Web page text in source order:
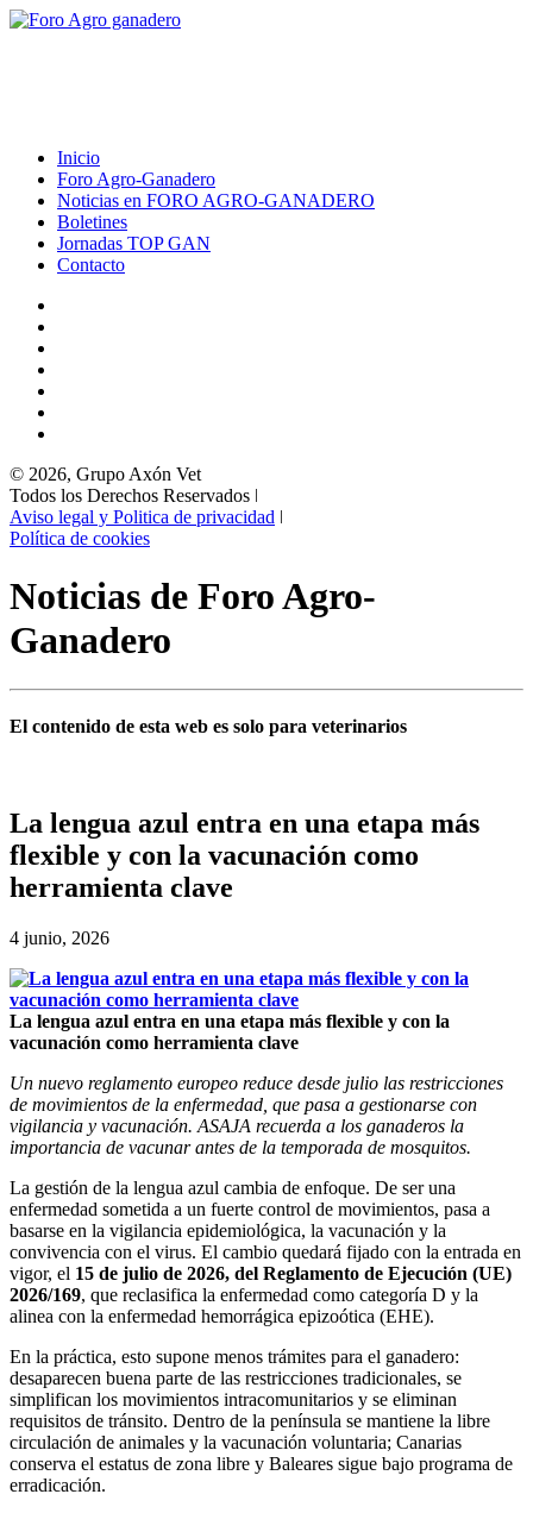
Inicio
Foro Agro-Ganadero
Noticias en FORO AGRO-GANADERO
Boletines
Jornadas TOP GAN
Contacto
© 2026, Grupo Axón Vet
Todos los Derechos Reservados ǀ
Aviso legal y Politica de privacidad ǀ
Política de cookies
Noticias de Foro Agro-
Ganadero
El contenido de esta web es solo para veterinarios
La lengua azul entra en una etapa más
flexible y con la vacunación como
herramienta clave
4 junio, 2026
La lengua azul entra en una etapa más flexible y con la
vacunación como herramienta clave
Un nuevo reglamento europeo reduce desde julio las restricciones
de movimientos de la enfermedad, que pasa a gestionarse con
vigilancia y vacunación. ASAJA recuerda a los ganaderos la
importancia de vacunar antes de la temporada de mosquitos.
La gestión de la lengua azul cambia de enfoque. De ser una
enfermedad sometida a un fuerte control de movimientos, pasa a
basarse en la vigilancia epidemiológica, la vacunación y la
convivencia con el virus. El cambio quedará fijado con la entrada en
vigor, el 15 de julio de 2026, del Reglamento de Ejecución (UE)
2026/169, que reclasifica la enfermedad como categoría D y la
alinea con la enfermedad hemorrágica epizoótica (EHE).
En la práctica, esto supone menos trámites para el ganadero:
desaparecen buena parte de las restricciones tradicionales, se
simplifican los movimientos intracomunitarios y se eliminan
requisitos de tránsito. Dentro de la península se mantiene la libre
circulación de animales y la vacunación voluntaria; Canarias
conserva el estatus de zona libre y Baleares sigue bajo programa de
erradicación.